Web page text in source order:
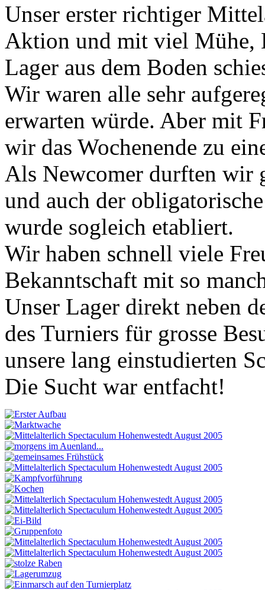
Unser erster richtiger
Aktion und mit viel Mühe,
Lager aus dem Boden
Wir waren alle sehr
erwarten würde. Aber mit
wir das Wochenende zu
Als Newcomer durften wir
und auch der
wurde sogleich etabliert.
Wir haben schnell viele
Bekanntschaft mit so
Unser Lager direkt neben
des Turniers für grosse
unsere lang einstudierten
Die Sucht war entfacht!